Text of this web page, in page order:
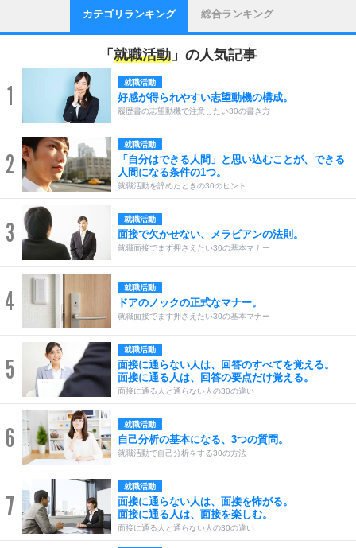
カテゴリランキング 総合ランキング
「 就職活動 」の人気記事
1 就職活動
好感が得られやすい志望動機の構成。
履歴書の志望動機で注意したい30の書き方
2
就職活動
「自分はできる人間」と思い込むことが、できる
人間になる条件の1つ。
就職活動を諦めたときの30のヒント
3 就職活動
面接で欠かせない、メラビアンの法則。
就職面接でまず押さえたい30の基本マナー
4 就職活動
ドアのノックの正式なマナー。
就職面接でまず押さえたい30の基本マナー
5
就職活動
面接に通らない人は、回答のすべてを覚える。
面接に通る人は、回答の要点だけ覚える。
面接に通る人と通らない人の30の違い
6 就職活動
自己分析の基本になる、3つの質問。
就職活動で自己分析をする30の方法
7
就職活動
面接に通らない人は、面接を怖がる。
面接に通る人は、面接を楽しむ。
面接に通る人と通らない人の30の違い